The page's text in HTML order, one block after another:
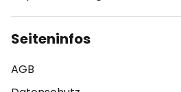
Seiteninfos
AGB